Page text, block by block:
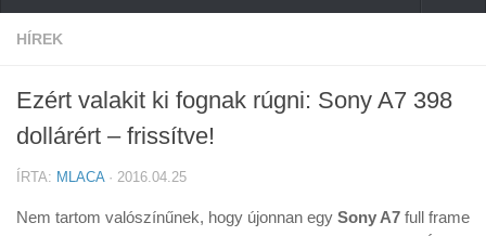
Hírek
Cikkek
HÍREK
Ezért valakit ki fognak rúgni: Sony A7 398
dollárért – frissítve!
ÍRTA: MLACA· 2016.04.25
Nem tartom valószínűnek, hogy újonnan egy Sony A7 full frame